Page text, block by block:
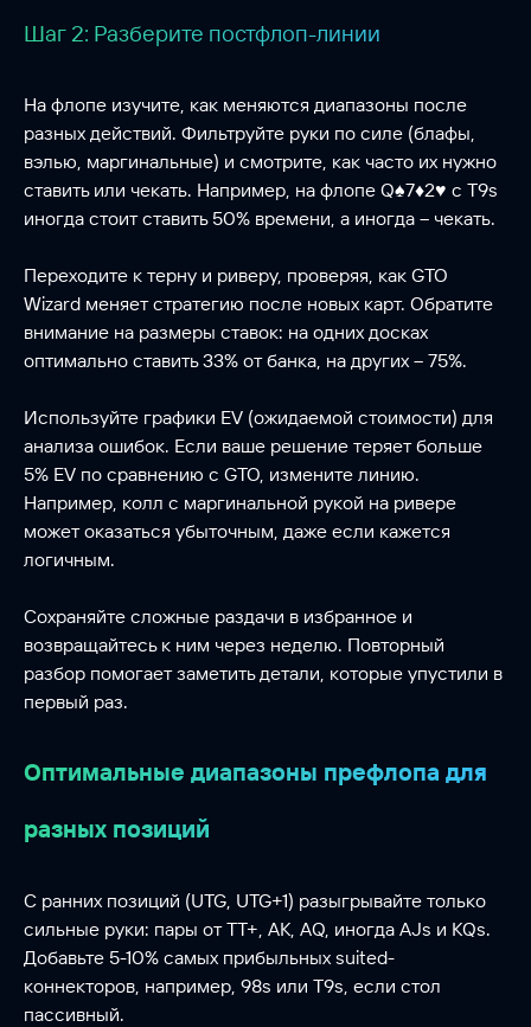
Шаг 2: Разберите постфлоп-линии
На флопе изучите, как меняются диапазоны после
разных действий. Фильтруйте руки по силе (блафы,
вэлью, маргинальные) и смотрите, как часто их нужно
ставить или чекать. Например, на флопе Q♠7♦2♥ с T9s
иногда стоит ставить 50% времени, а иногда – чекать.
Переходите к терну и риверу, проверяя, как GTO
Wizard меняет стратегию после новых карт. Обратите
внимание на размеры ставок: на одних досках
оптимально ставить 33% от банка, на других – 75%.
Используйте графики EV (ожидаемой стоимости) для
анализа ошибок. Если ваше решение теряет больше
5% EV по сравнению с GTO, измените линию.
Например, колл с маргинальной рукой на ривере
может оказаться убыточным, даже если кажется
логичным.
Сохраняйте сложные раздачи в избранное и
возвращайтесь к ним через неделю. Повторный
разбор помогает заметить детали, которые упустили в
первый раз.
Оптимальные диапазоны префлопа для
разных позиций
С ранних позиций (UTG, UTG+1) разыгрывайте только
сильные руки: пары от TT+, AK, AQ, иногда AJs и KQs.
Добавьте 5-10% самых прибыльных suited-
коннекторов, например, 98s или T9s, если стол
пассивный.